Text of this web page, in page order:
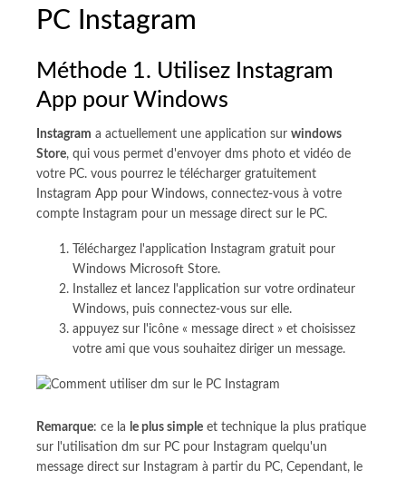
PC Instagram
Méthode 1. Utilisez Instagram
App pour Windows
Instagram a actuellement une application sur windows
Store, qui vous permet d'envoyer dms photo et vidéo de
votre PC. vous pourrez le télécharger gratuitement
Instagram App pour Windows, connectez-vous à votre
compte Instagram pour un message direct sur le PC.
Téléchargez l'application Instagram gratuit pour
Windows Microsoft Store.
Installez et lancez l'application sur votre ordinateur
Windows, puis connectez-vous sur elle.
appuyez sur l'icône « message direct » et choisissez
votre ami que vous souhaitez diriger un message.
Remarque: ce la le plus simple et technique la plus pratique
sur l'utilisation dm sur PC pour Instagram quelqu'un
message direct sur Instagram à partir du PC, Cependant, le